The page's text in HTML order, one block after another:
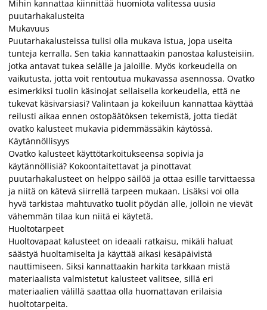
Mihin kannattaa kiinnittää huomiota valitessa uusia
puutarhakalusteita
Mukavuus
Puutarhakalusteissa tulisi olla mukava istua, jopa useita
tunteja kerralla. Sen takia kannattaakin panostaa kalusteisiin,
jotka antavat tukea selälle ja jaloille. Myös korkeudella on
vaikutusta, jotta voit rentoutua mukavassa asennossa. Ovatko
esimerkiksi tuolin käsinojat sellaisella korkeudella, että ne
tukevat käsivarsiasi? Valintaan ja kokeiluun kannattaa käyttää
reilusti aikaa ennen ostopäätöksen tekemistä, jotta tiedät
ovatko kalusteet mukavia pidemmässäkin käytössä.
Käytännöllisyys
Ovatko kalusteet käyttötarkoitukseensa sopivia ja
käytännöllisiä? Kokoontaitettavat ja pinottavat
puutarhakalusteet on helppo säilöä ja ottaa esille tarvittaessa
ja niitä on kätevä siirrellä tarpeen mukaan. Lisäksi voi olla
hyvä tarkistaa mahtuvatko tuolit pöydän alle, jolloin ne vievät
vähemmän tilaa kun niitä ei käytetä.
Huoltotarpeet
Huoltovapaat kalusteet on ideaali ratkaisu, mikäli haluat
säästyä huoltamiselta ja käyttää aikasi kesäpäivistä
nauttimiseen. Siksi kannattaakin harkita tarkkaan mistä
materiaalista valmistetut kalusteet valitsee, sillä eri
materiaalien välillä saattaa olla huomattavan erilaisia
huoltotarpeita.